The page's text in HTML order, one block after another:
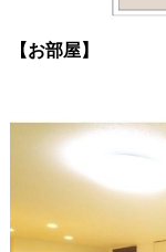
【お部屋】